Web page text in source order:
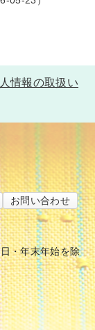
情報の取扱い
お問い合わせ
・年末年始を除